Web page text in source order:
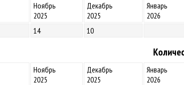
Ноябрь
2025
Декабрь
2025
Январь
2026
14 10
Ноябрь
2025
Декабрь
2025
Январь
2026